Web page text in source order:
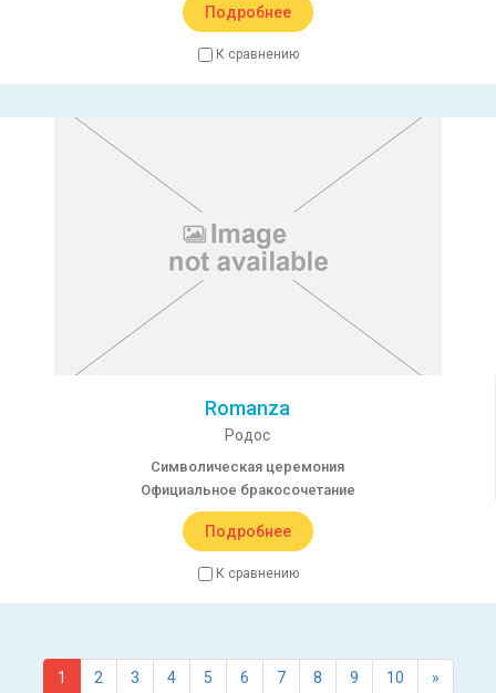
Подробнее
К сравнению
Romanza
Родос
Символическая церемония
Официальное бракосочетание
Подробнее
К сравнению
1 2 3 4 5 6 7 8 9 10 »